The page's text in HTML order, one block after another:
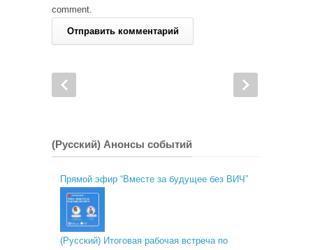
comment.
(Русский) Анонсы событий
Прямой эфир “Вместе за будущее без ВИЧ”
(Русский) Итоговая рабочая встреча по